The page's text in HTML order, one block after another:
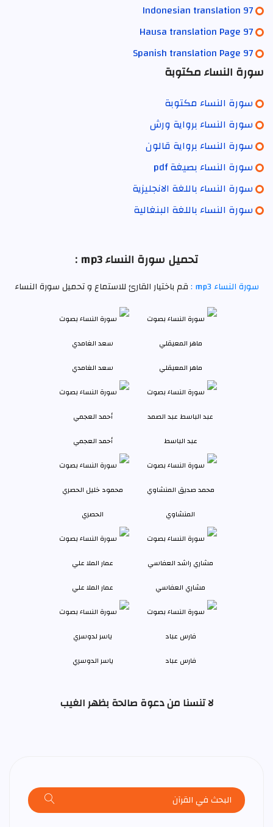
Indonesian translation 97
Hausa translation Page 97
Spanish translation Page 97
سورة النساء مكتوبة
سورة النساء مكتوبة
سورة النساء برواية ورش
سورة النساء برواية قالون
سورة النساء بصيغة pdf
سورة النساء باللغة الانجليزية
سورة النساء باللغة البنغالية
تحميل سورة النساء mp3 :
سورة النساء mp3 : قم باختيار القارئ للاستماع و تحميل سورة النساء
ماهر المعيقلي سعد الغامدي
عبد الباسط أحمد العجمي
المنشاوي الحصري
مشاري العفاسي عمار الملا علي
فارس عباد ياسر الدوسري
لا تنسنا من دعوة صالحة بظهر الغيب